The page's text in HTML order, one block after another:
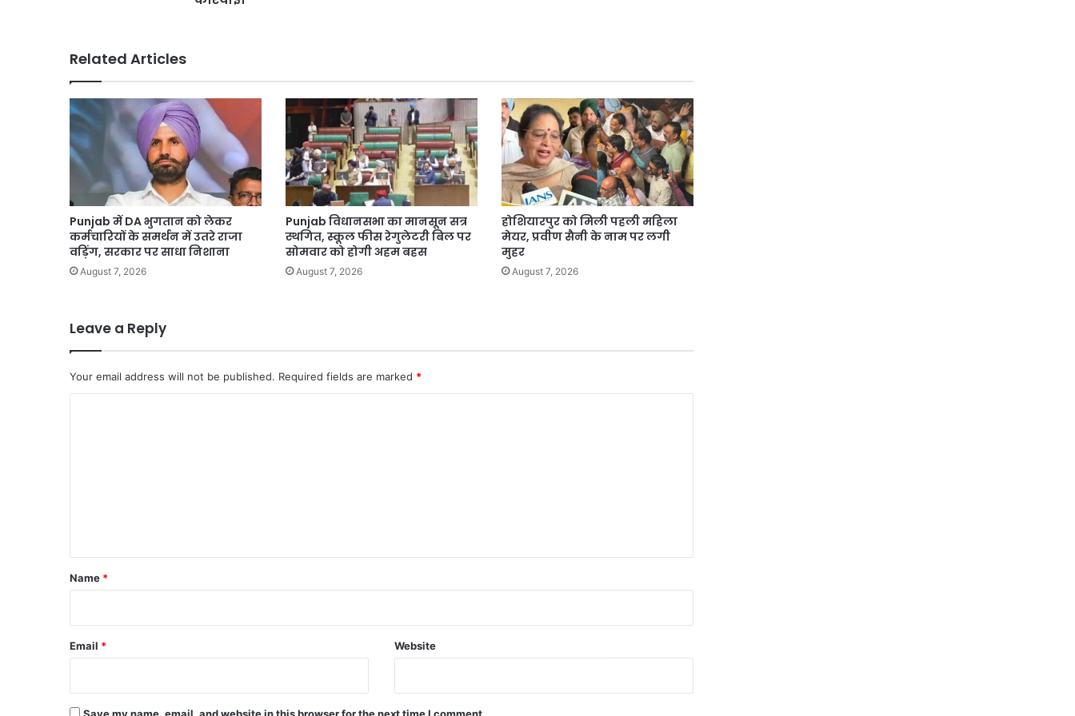
Related Articles
Punjab में DA भुगतान को लेकर
कर्मचारियों के समर्थन में उतरे राजा
वड़िंग, सरकार पर साधा निशाना
August 7, 2026
Punjab विधानसभा का मानसून सत्र
स्थगित, स्कूल फीस रेगुलेटरी बिल पर
सोमवार को होगी अहम बहस
August 7, 2026
होशियारपुर को मिली पहली महिला
मेयर, प्रवीण सैनी के नाम पर लगी
मुहर
August 7, 2026
Leave a Reply
Your email address will not be published. Required fields are marked *
*
Name *
Email * Website